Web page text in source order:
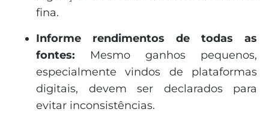
fina.
Informe rendimentos de todas as
fontes: Mesmo ganhos pequenos,
especialmente vindos de plataformas
digitais, devem ser declarados para
evitar inconsistências.